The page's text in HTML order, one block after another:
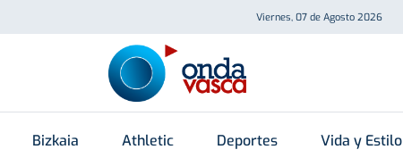
Viernes, 07 de Agosto 2026
Bizkaia Athletic Deportes Vida y Estilo